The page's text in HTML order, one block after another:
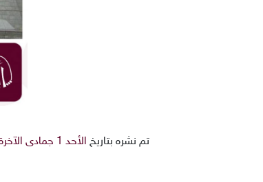
تم نشره بتاريخ الأحد 1 جمادى الآخرة 1441هـ 26-1-2020م